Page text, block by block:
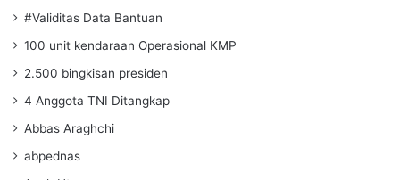
#Validitas Data Bantuan
100 unit kendaraan Operasional KMP
2.500 bingkisan presiden
4 Anggota TNI Ditangkap
Abbas Araghchi
abpednas